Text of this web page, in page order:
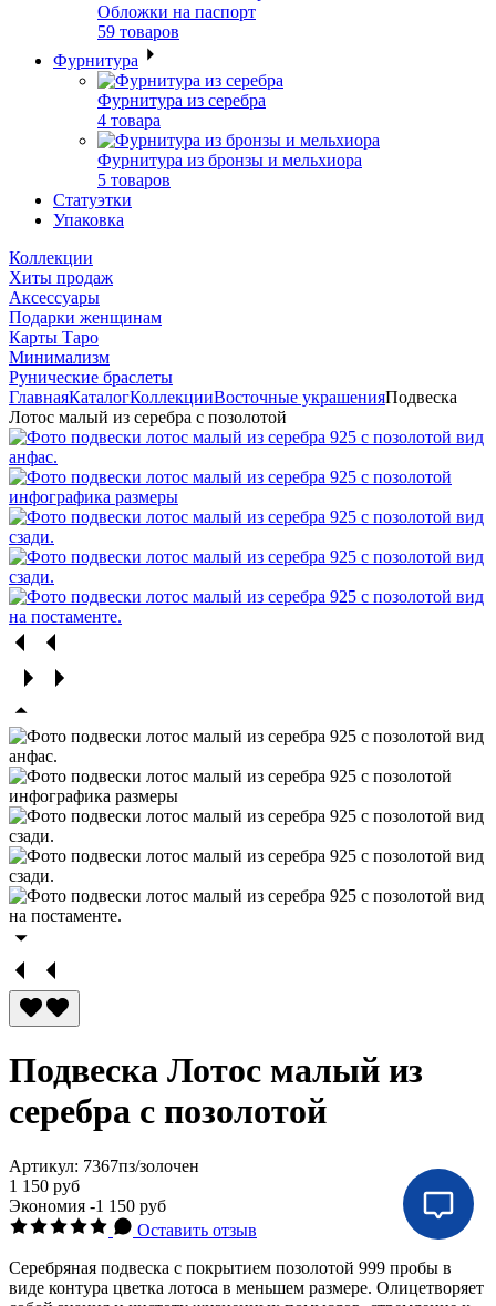
Обложки на паспорт
59 товаров
Фурнитура
Фурнитура из серебра
4 товара
Фурнитура из бронзы и мельхиора
5 товаров
Статуэтки
Упаковка
Коллекции
Хиты продаж
Аксессуары
Подарки женщинам
Карты Таро
Минимализм
Рунические браслеты
ГлавнаяКаталогКоллекцииВосточные украшенияПодвеска
Лотос малый из серебра с позолотой
Подвеска Лотос малый из
серебра с позолотой
Артикул: 7367пз/золочен
1 150 руб
Экономия -1 150 руб
Оставить отзыв
Серебряная подвеска с покрытием позолотой 999 пробы в
виде контура цветка лотоса в меньшем размере. Олицетворяет